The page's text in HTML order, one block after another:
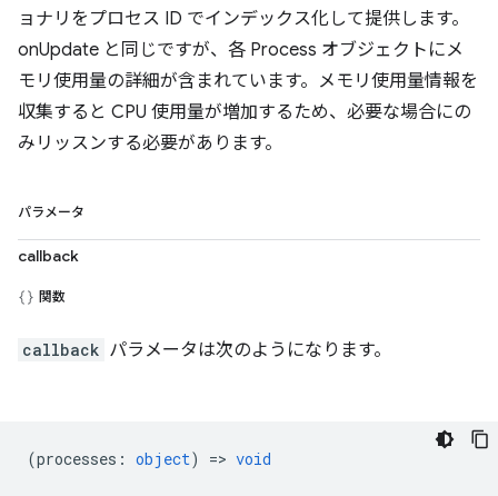
ョナリをプロセス ID でインデックス化して提供します。
onUpdate と同じですが、各 Process オブジェクトにメ
モリ使用量の詳細が含まれています。メモリ使用量情報を
収集すると CPU 使用量が増加するため、必要な場合にの
みリッスンする必要があります。
パラメータ
callback
関数
callback パラメータは次のようになります。
(processes : object) => void